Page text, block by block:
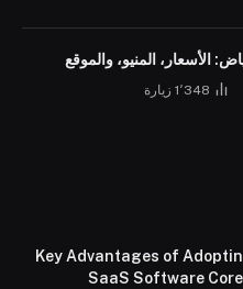
الأسعار، المنيو، والموقع
1٬348 زيارة
Key Advantages of
SaaS Software